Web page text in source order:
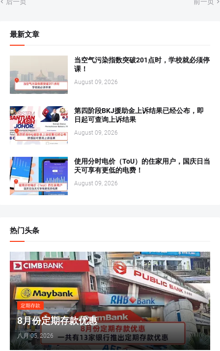
最新文章
当空气污染指数突破201点时，学校就必须停
课！
August 09, 2026
第四阶段BKJ援助金上诉结果已经公布，即
日起可查询上诉结果
August 09, 2026
使用分时电价（ToU）的住家用户，国庆日当
天可享有更低的电费！
August 09, 2026
热门头条
定期存款
8月份定期存款优惠
八月 05, 2026